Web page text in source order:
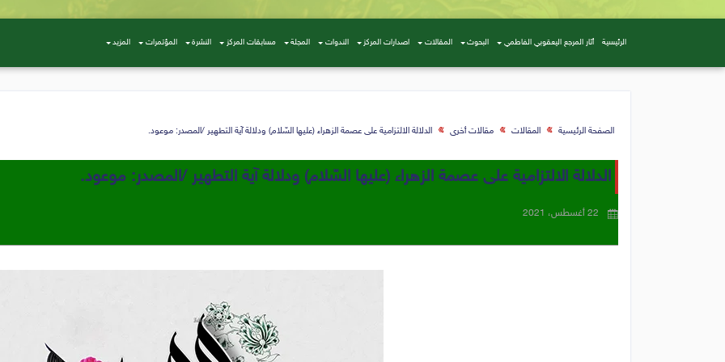
الرئيسية أثار المرجع اليعقوبي الفاطمي البحوث المقالات اصدارات المركز الندوات المجلة مسابقات المركز النشرة المؤتمرات المزيد
الصفحة الرئيسية المقالات مقالات أخرى الدلالة الالتزامية على عصمة الزهراء (عليها السّلام) ودلالة آية التطهير /المصدر: موعود.
الدلالة الالتزامية على عصمة الزهراء (عليها السّلام) ودلالة آية التطهير /المصدر: موعود.
22 أغسطس، 2021